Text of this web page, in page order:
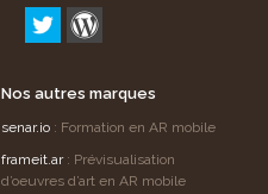
Nos autres marques
senar.io : Formation en AR mobile
frameit.ar: Prévisualisation
d’oeuvres d’art en AR mobile